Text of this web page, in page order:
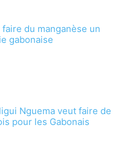
du manganèse un
gabonaise
Nguema veut faire de
pour les Gabonais